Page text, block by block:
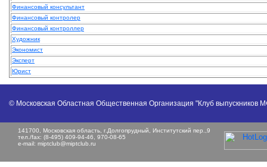
Финансовый консультант
Финансовый контролер
Финансовый контроллер
Художник
Экономист
Эксперт
Юрист
© Московская Областная Общественная Организация "Клуб выпускников
141700, Московская область, г.Долгопрудный, Институтский пер.,9
тел./fax: (8-495) 409-94-46, 970-08-65
e-mail: miptclub@miptclub.ru